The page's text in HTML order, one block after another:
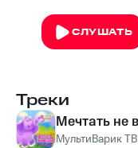
СЛУШАТЬ
Треки
Мечтать не
МультиВарик ТВ